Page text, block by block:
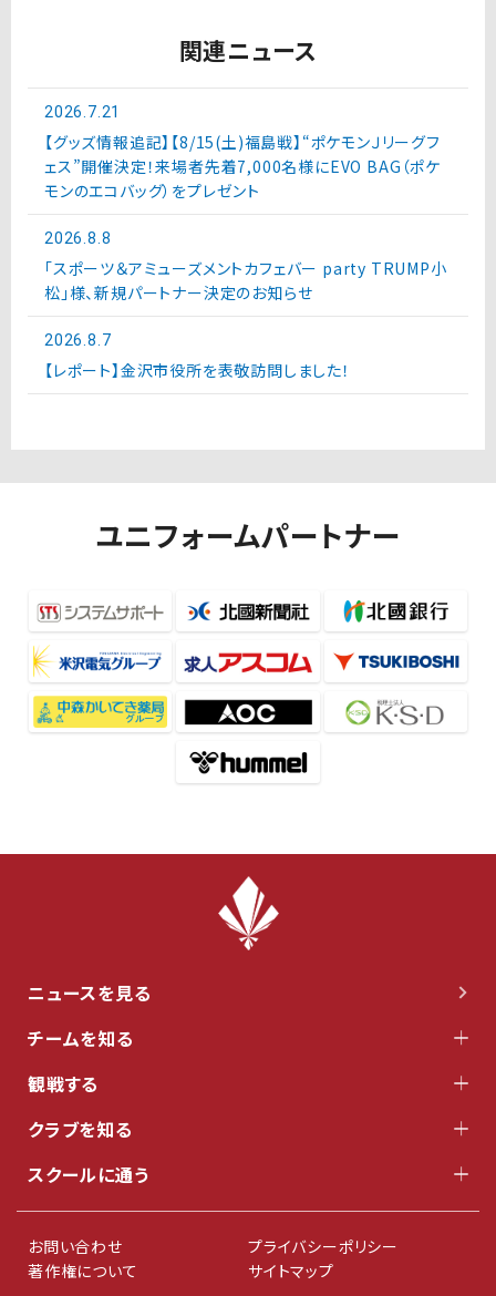
関連ニュース
2026.7.21
【グッズ情報追記】【8/15(土)福島戦】“ポケモンＪリーグフ
ェス”開催決定！来場者先着7,000名様にEVO BAG（ポケ
モンのエコバッグ）をプレゼント
2026.8.8
「スポーツ＆アミューズメントカフェバー party TRUMP小
松」様、新規パートナー決定のお知らせ
2026.8.7
【レポート】金沢市役所を表敬訪問しました！
ユニフォームパートナー
ニュースを見る
チームを知る
観戦する
クラブを知る
スクールに通う
お問い合わせ
プライバシーポリシー
著作権について
サイトマップ